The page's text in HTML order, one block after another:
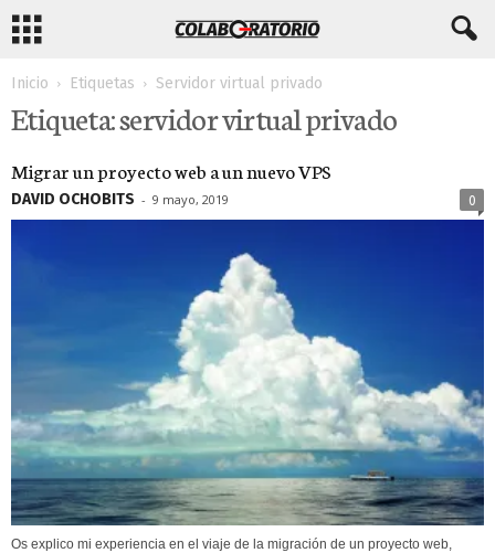
Inicio Etiquetas Servidor virtual privado
Etiqueta: servidor virtual privado
Migrar un proyecto web a un nuevo VPS
DAVID OCHOBITS - 9 mayo, 2019 0
Os explico mi experiencia en el viaje de la migración de un proyecto web,